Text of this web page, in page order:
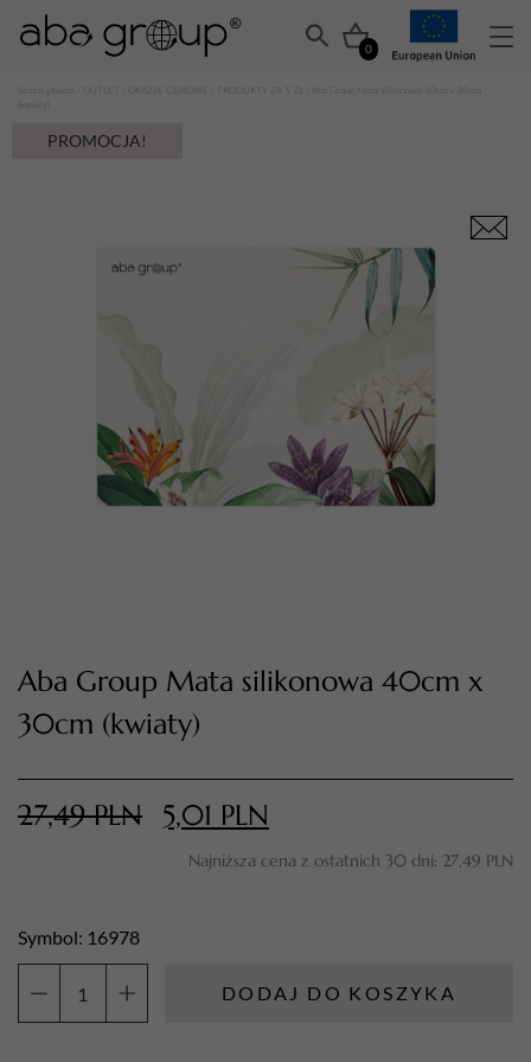
0
TWÓJ KOSZYK (
Suma koszyka (0)
PRZEJDŹ DO KOSZYKA
OKAZJE CENOWE PRODUKTY ZA 5 ZŁ
/ Aba Group Mata silikonowa 40cm x 30cm
PROMOCJA!
Aba Group Mata silikonowa 40cm x
30cm (kwiaty)
27,49PLN 5,01 PLN
Najniższa cena z ostatnich 30 dni: 27,49 PLN
Symbol: 16978
DODAJ DO KOSZYKA